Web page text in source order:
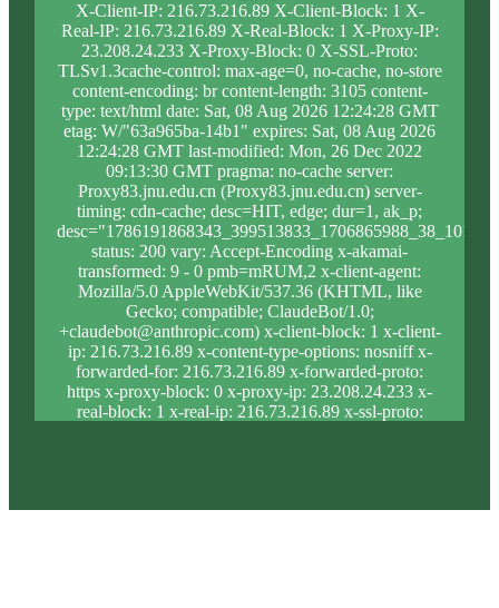
X-Client-IP: 216.73.216.89 X-Client-Block: 1 X-
Real-IP: 216.73.216.89 X-Real-Block: 1 X-Proxy-IP:
23.208.24.233 X-Proxy-Block: 0 X-SSL-Proto:
TLSv1.3cache-control: max-age=0, no-cache, no-store
content-encoding: br content-length: 3105 content-
type: text/html date: Sat, 08 Aug 2026 12:24:28 GMT
etag: W/"63a965ba-14b1" expires: Sat, 08 Aug 2026
12:24:28 GMT last-modified: Mon, 26 Dec 2022
09:13:30 GMT pragma: no-cache server:
Proxy83.jnu.edu.cn (Proxy83.jnu.edu.cn) server-
timing: cdn-cache; desc=HIT, edge; dur=1, ak_p;
status: 200 vary: Accept-Encoding x-akamai-
transformed: 9 - 0 pmb=mRUM,2 x-client-agent:
Mozilla/5.0 AppleWebKit/537.36 (KHTML, like
Gecko; compatible; ClaudeBot/1.0;
+claudebot@anthropic.com) x-client-block: 1 x-client-
ip: 216.73.216.89 x-content-type-options: nosniff x-
forwarded-for: 216.73.216.89 x-forwarded-proto:
https x-proxy-block: 0 x-proxy-ip: 23.208.24.233 x-
real-block: 1 x-real-ip: 216.73.216.89 x-ssl-proto: